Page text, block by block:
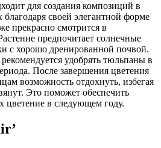
для создания композиций в
своей элегантной форме
прекрасно смотрится в
предпочитает солнечные
с хорошо дренированной почвой.
удобрять тюльпаны в
После завершения цветения
возможность отдохнуть, избегая
Это поможет обеспечить
цветение в следующем году.